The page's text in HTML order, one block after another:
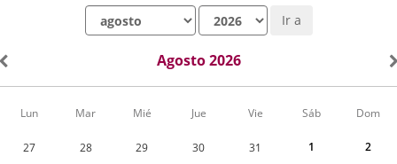
Ir a
Agosto 2026
Calendario
correspondiente
Lun Mar Mié Jue Vie Sáb Dom
27 28 29 30 31 1 2